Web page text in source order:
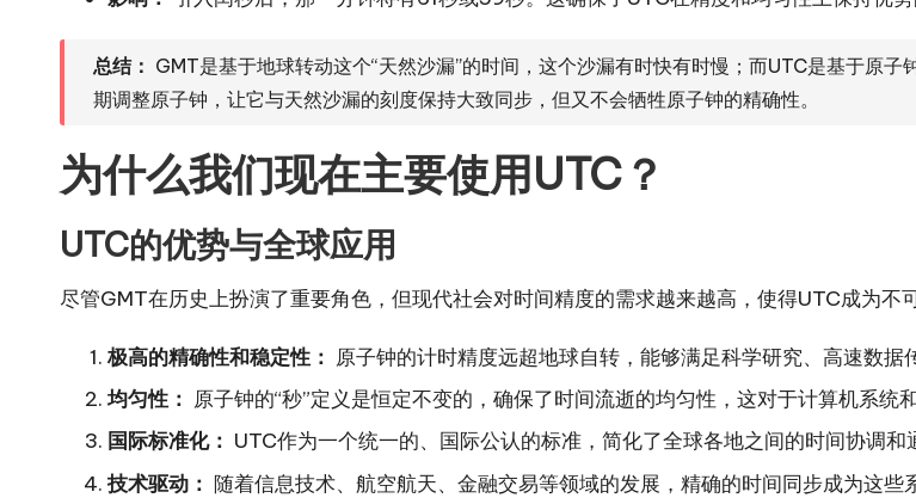
总结： GMT是基于地球转动这个“天然沙漏”的时间，这个沙漏有时快有时慢；而UTC是基于原
期调整原子钟，让它与天然沙漏的刻度保持大致同步，但又不会牺牲原子钟的精确性。
为什么我们现在主要使用UTC？
UTC的优势与全球应用
尽管GMT在历史上扮演了重要角色，但现代社会对时间精度的需求越来越高，使得UTC成为不
极高的精确性和稳定性： 原子钟的计时精度远超地球自转，能够满足科学研究、高速数据
均匀性： 原子钟的“秒”定义是恒定不变的，确保了时间流逝的均匀性，这对于计算机系统
国际标准化： UTC作为一个统一的、国际公认的标准，简化了全球各地之间的时间协调和
技术驱动： 随着信息技术、航空航天、金融交易等领域的发展，精确的时间同步成为这